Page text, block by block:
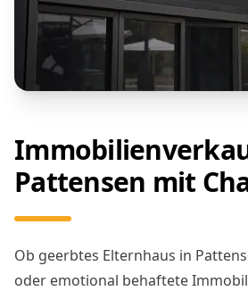
Pattensen mit
Ob geerbtes Elternhaus in
oder emotional behaftete